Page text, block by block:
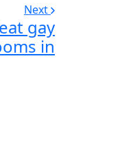
Next
gay
in